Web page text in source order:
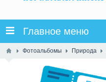
Главное меню
Фотоальбомы Природа